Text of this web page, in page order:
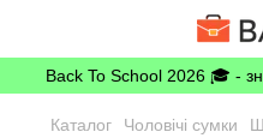
Back To School 2026 🎓 -
Каталог Чоловічі сумки